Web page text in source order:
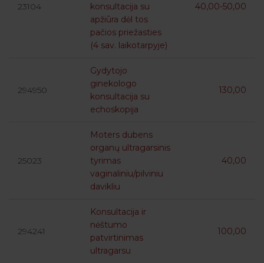
23104
konsultacija su
apžiūra dėl tos
pačios priežasties
(4 sav. laikotarpyje)
40,00-50,00
294950
Gydytojo
ginekologo
konsultacija su
echoskopija
130,00
25023
Moters dubens
organų ultragarsinis
tyrimas
vaginaliniu/pilviniu
davikliu
40,00
294241
Konsultacija ir
nėštumo
patvirtinimas
ultragarsu
100,00